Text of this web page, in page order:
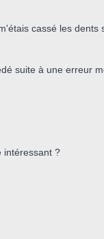
cassé les
suite à une erreur
intéressant ?